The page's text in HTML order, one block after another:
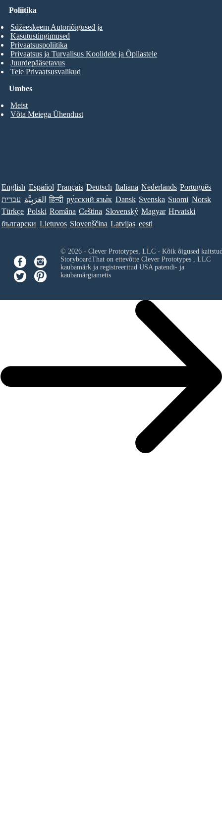
Umbes
Meist
Võta Meiega Ühendust
Poliitika
Süžeeskeem Autoriõigused ja
Kasutustingimused
Privaatsuspoliitika
Privaatsus ja Turvalisus Koolidele ja Õpilastele
Juurdepääsetavus
Teie Privaatsusvalikud
English Español Français Deutsch Italiana Nederlands Português
עברית العَرَبِيَّة हिन्दी ру́сский язы́к Dansk Svenska Suomi Norsk
Türkçe Polski Româna Ceština Slovenský Magyar Hrvatski
български Lietuvos Slovenščina Latvijas eesti
© 2026 - Clever Prototypes, LLC - Kõik õigused
StoryboardThat on ettevõtte Clever Prototypes , LLC
kaubamärk ja registreeritud USA patendi- ja
kaubamärgiametis